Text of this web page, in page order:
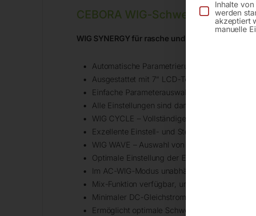
CEBORA WIG-Schweißanlage
WIG SYNERGY für rasche und korrekte Einstellung
Automatische Parametrierung und
Ausgestattet mit 7“ LCD-Touchscreen-
Einfache Parameterauswahl auch mit
Alle Einstellungen sind dank des großen
WIG CYCLE – Vollständige Schweißzyklus-
Exzellente Einstell- und Steuerbarkeit aller
WIG WAVE – Auswahl von verschiedenen
Optimale Einstellung der Einbrandtiefe und
Im AC-WIG-Modus unabhängige
Mix-Funktion verfügbar, um das Schweißen
Minimaler DC-Gleichstrom ab 3 Ampere bzw.
Ermöglicht optimale Schweißnähte an
Inhalte
werden
akzeptiert
manuelle